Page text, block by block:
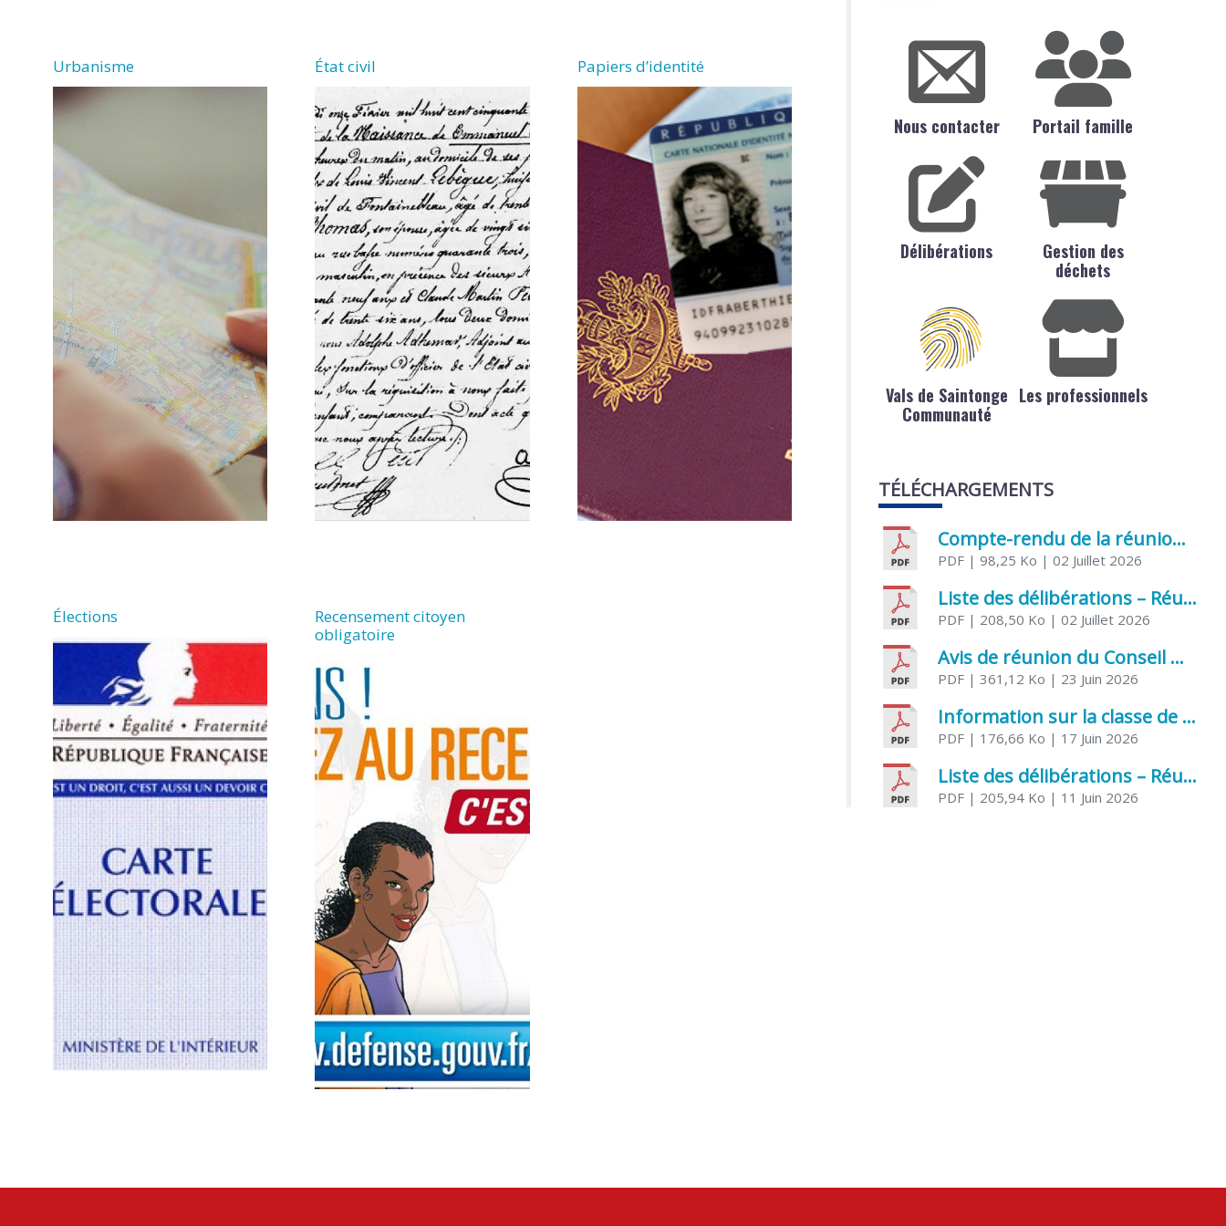
Urbanisme État civil Papiers d’identité
Élections
Recensement citoyen
obligatoire
Nous contacter Portail famille
Délibérations
Gestion des
déchets
Vals de Saintonge
Communauté
Les professionnels
TÉLÉCHARGEMENTS
Compte-rendu de la réunion du Conseil municipal du 05 juin 2026
PDF | 98,25 Ko | 02 Juillet 2026
Liste des délibérations – Réunion du Conseil municipal du 1er juillet 2026
PDF | 208,50 Ko | 02 Juillet 2026
Avis de réunion du Conseil municipal du 1er juillet 2026
PDF | 361,12 Ko | 23 Juin 2026
Information sur la classe de Très petite section à Saint Jean d’Angély
PDF | 176,66 Ko | 17 Juin 2026
Liste des délibérations – Réunion du Conseil municipal du 05 juin 2026
PDF | 205,94 Ko | 11 Juin 2026